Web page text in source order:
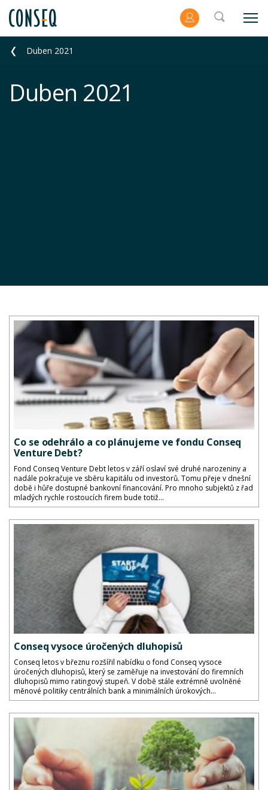
Duben 2021
Duben 2021
Co se odehrálo a co plánujeme ve fondu Conseq
Venture Debt?
Fond Conseq Venture Debt letos v září oslaví své druhé narozeniny a
nadále pokračuje ve sběru kapitálu od investorů. Tomu přeje v dnešní
době i hůře dostupné bankovní financování. Pro mnoho subjektů z řad
mladých rychle rostoucích firem bude totiž...
Conseq vysoce úročených dluhopisů
Conseq letos v březnu rozšířil nabídku o fond Conseq vysoce
úročených dluhopisů, který se zaměřuje na investování do firemních
dluhopisů mimo ratingový stupeň. V době stále extrémně uvolněné
měnové politiky centrálních bank a minimálních úrokových...